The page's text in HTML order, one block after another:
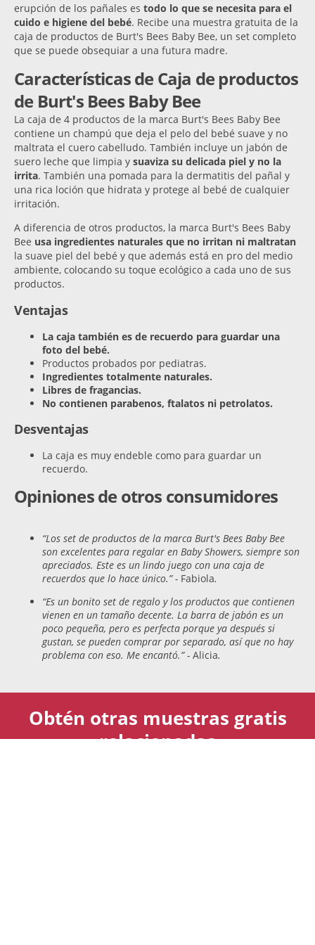
erupción de los pañales es todo lo que se necesita para el
cuido e higiene del bebé. Recibe una muestra gratuita de la
caja de productos de Burt's Bees Baby Bee, un set completo
que se puede obsequiar a una futura madre.
Características de Caja de productos
de Burt's Bees Baby Bee
La caja de 4 productos de la marca Burt's Bees Baby Bee
contiene un champú que deja el pelo del bebé suave y no
maltrata el cuero cabelludo. También incluye un jabón de
suero leche que limpia y suaviza su delicada piel y no la
irrita. También una pomada para la dermatitis del pañal y
una rica loción que hidrata y protege al bebé de cualquier
irritación.
A diferencia de otros productos, la marca Burt's Bees Baby
Bee usa ingredientes naturales que no irritan ni maltratan
la suave piel del bebé y que además está en pro del medio
ambiente, colocando su toque ecológico a cada uno de sus
productos.
Ventajas
La caja también es de recuerdo para guardar una
foto del bebé.
Productos probados por pediatras.
Ingredientes totalmente naturales.
Libres de fragancias.
No contienen parabenos, ftalatos ni petrolatos.
Desventajas
La caja es muy endeble como para guardar un
recuerdo.
Opiniones de otros consumidores
“Los set de productos de la marca Burt's Bees Baby Bee
son excelentes para regalar en Baby Showers, siempre son
apreciados. Este es un lindo juego con una caja de
recuerdos que lo hace único.” - Fabiola.
“Es un bonito set de regalo y los productos que contienen
vienen en un tamaño decente. La barra de jabón es un
poco pequeña, pero es perfecta porque ya después si
gustan, se pueden comprar por separado, así que no hay
problema con eso. Me encantó.” - Alicia.
Obtén otras muestras gratis
relacionadas